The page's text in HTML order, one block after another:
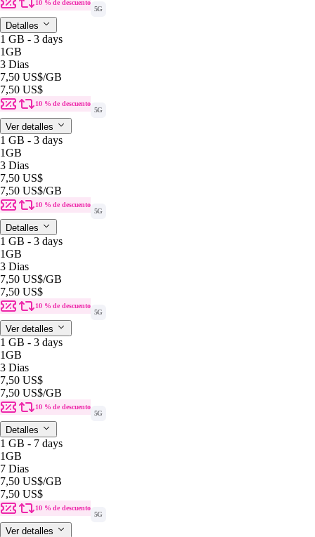
10 % de descuento
5G
Detalles
1 GB - 3 days
1GB
3 Dias
7,50 US$/GB
7,50 US$
10 % de descuento
5G
Ver detalles
1 GB - 3 days
1GB
3 Dias
7,50 US$
7,50 US$/GB
10 % de descuento
5G
Detalles
1 GB - 3 days
1GB
3 Dias
7,50 US$/GB
7,50 US$
10 % de descuento
5G
Ver detalles
1 GB - 3 days
1GB
3 Dias
7,50 US$
7,50 US$/GB
10 % de descuento
5G
Detalles
1 GB - 7 days
1GB
7 Dias
7,50 US$/GB
7,50 US$
10 % de descuento
5G
Ver detalles